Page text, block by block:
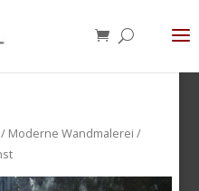
/ Moderne Wandmalerei /